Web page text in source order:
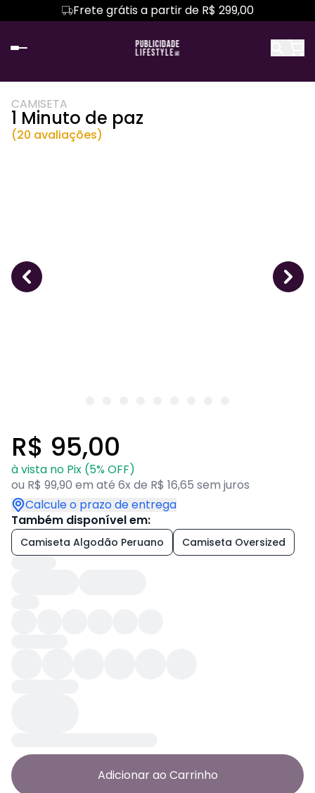
Frete grátis a partir de R$ 299,00
CAMISETA
1 Minuto de paz
(20 avaliações)
R$ 95,00
à vista no Pix (5% OFF)
ou R$ 99,90 em até 6x de R$ 16,65 sem juros
Calcule o prazo de entrega
Também disponível em:
Camiseta Algodão Peruano Camiseta Oversized
Adicionar ao Carrinho